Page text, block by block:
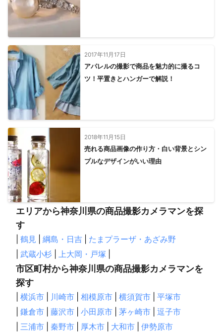
行方市 筑西市 神栖市
桜川市
鉾田市 笠間市
城里町
日立市
常陸太田市
【神奈川県 】
葉山町 逗子市 横須賀市 三浦市 鎌倉市
藤沢市
茅ヶ崎市
横浜市 寒川町
大磯町
平塚市 座間市
厚木市
中井町 秦野市
清川村
真鶴町 開成町
南足柄市
箱根町 山北町
2017年11月17日
アパレルの撮影で商品を魅力的に撮るコ
ツ！平置きとハンガーで解説！
2018年11月15日
売れる商品画像の作り方・白い背景とシン
プルなデザインがいい理由
エリアから神奈川県の商品撮影カメラマンを探
す
鶴見 綱島・日吉
たまプラーザ・あざみ野
武蔵小杉 上大岡・戸塚
市区町村から神奈川県の商品撮影カメラマンを
探す
横浜市 川崎市 相模原市 横須賀市
平塚市
鎌倉市 藤沢市 小田原市 茅ヶ崎市
逗子市
三浦市 秦野市 厚木市 大和市
伊勢原市